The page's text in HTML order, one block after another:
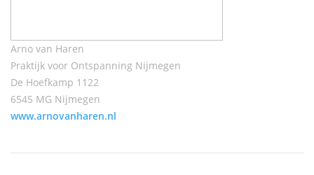
Arno van Haren
Praktijk voor Ontspanning Nijmegen
De Hoefkamp 1122
6545 MG Nijmegen
www.arnovanharen.nl